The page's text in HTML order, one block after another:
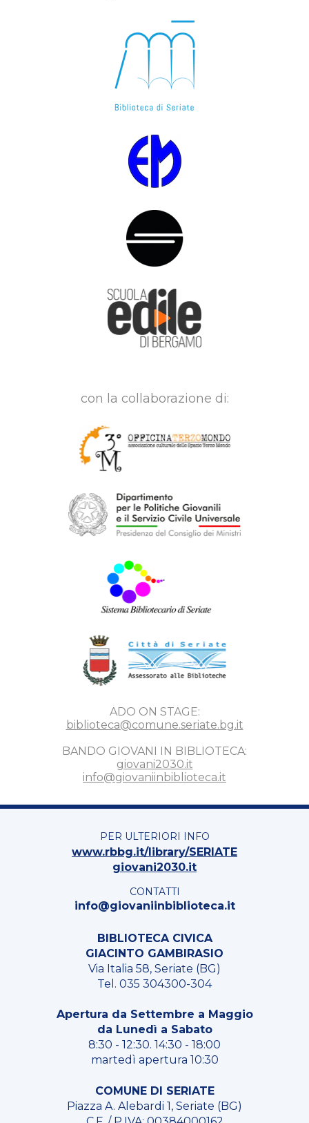
con la collaborazione di:
ADO ON STAGE:
biblioteca@comune.seriate.bg.it
BANDO GIOVANI IN BIBLIOTECA:
giovani2030.it
info@giovaniinbiblioteca.it
www.rbbg.it/library/SERIATE
giovani2030.it
PER ULTERIORI INFO
BIBLIOTECA CIVICA
GIACINTO GAMBIRASIO
Via Italia 58, Seriate (BG)
Tel. 035 304300-304
Apertura da Settembre a Maggio
da Lunedì a Sabato
8:30 - 12:30. 14:30 - 18:00
martedì apertura 10:30
info@giovaniinbiblioteca.it
CONTATTI
COMUNE DI SERIATE
Piazza A. Alebardi 1, Seriate (BG)